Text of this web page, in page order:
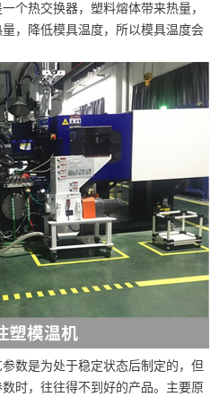
个热交换器，塑料熔体带来热量，
，降低模具温度，所以模具温度会
数是为处于稳定状态后制定的，但
时，往往得不到好的产品。主要原